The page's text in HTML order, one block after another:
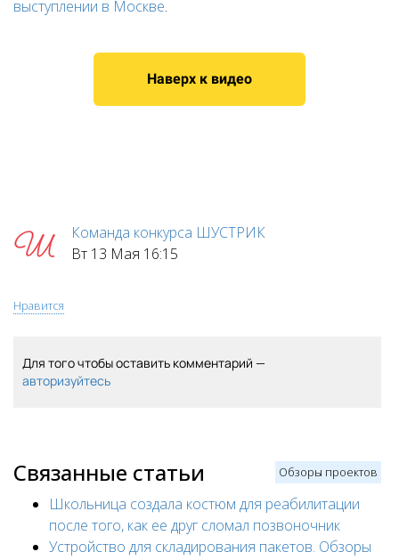
выступлении в Москве.
Наверх к видео
Команда конкурса ШУСТРИК
Вт 13 Мая 16:15
Нравится
Для того чтобы оставить комментарий —
авторизуйтесь
Обзоры проектов
Связанные статьи
Школьница создала костюм для реабилитации
после того, как ее друг сломал позвоночник
Устройство для складирования пакетов. Обзоры